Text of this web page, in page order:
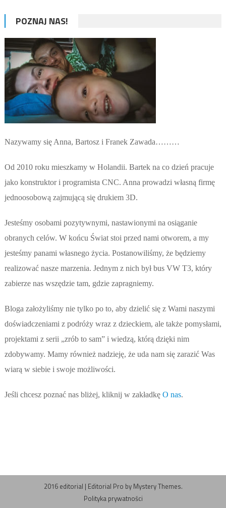
POZNAJ NAS!
Nazywamy się Anna, Bartosz i Franek Zawada………
Od 2010 roku mieszkamy w Holandii. Bartek na co dzień pracuje
jako konstruktor i programista CNC. Anna prowadzi własną firmę
jednoosobową zajmującą się drukiem 3D.
Jesteśmy osobami pozytywnymi, nastawionymi na osiąganie
obranych celów. W końcu Świat stoi przed nami otworem, a my
jesteśmy panami własnego życia. Postanowiliśmy, że będziemy
realizować nasze marzenia. Jednym z nich był bus VW T3, który
zabierze nas wszędzie tam, gdzie zapragniemy.
Bloga założyliśmy nie tylko po to, aby dzielić się z Wami naszymi
doświadczeniami z podróży wraz z dzieckiem, ale także pomysłami,
projektami z serii „zrób to sam” i wiedzą, którą dzięki nim
zdobywamy. Mamy również nadzieję, że uda nam się zarazić Was
wiarą w siebie i swoje możliwości.
Jeśli chcesz poznać nas bliżej, kliknij w zakładkę O nas.
2016 editorial | Editorial Pro by Mystery Themes.
Polityka prywatności